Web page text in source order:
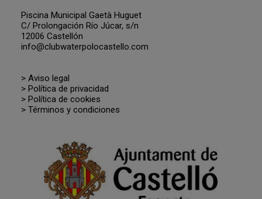
Piscina Municipal Gaetà Huguet
C/ Prolongación Río Júcar, s/n
12006 Castellón
info@clubwaterpolocastello.com
> Aviso legal
> Política de privacidad
> Política de cookies
> Términos y condiciones